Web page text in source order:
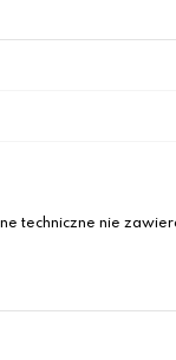
techniczne nie